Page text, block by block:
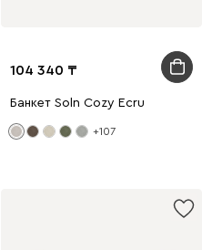
104 340
Банкет Soln Cozy Ecru
+107